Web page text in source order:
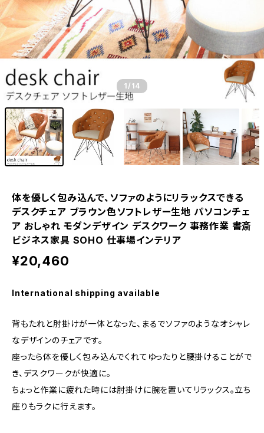
1 /14
体を優しく包み込んで、ソファのようにリラックスできる
デスクチェア ブラウン色ソフトレザー生地 パソコンチェ
ア おしゃれ モダンデザイン デスクワーク 事務作業 書斎
ビジネス家具 SOHO 仕事場インテリア
¥20,460
International shipping available
背もたれと肘掛けが一体となった、まるでソファのようなオシャレ
なデザインのチェアです。
座ったら体を優しく包み込んでくれてゆったりと腰掛けることがで
き、デスクワークが快適に。
ちょっと作業に疲れた時には肘掛けに腕を置いてリラックス。立ち
座りもラクに行えます。